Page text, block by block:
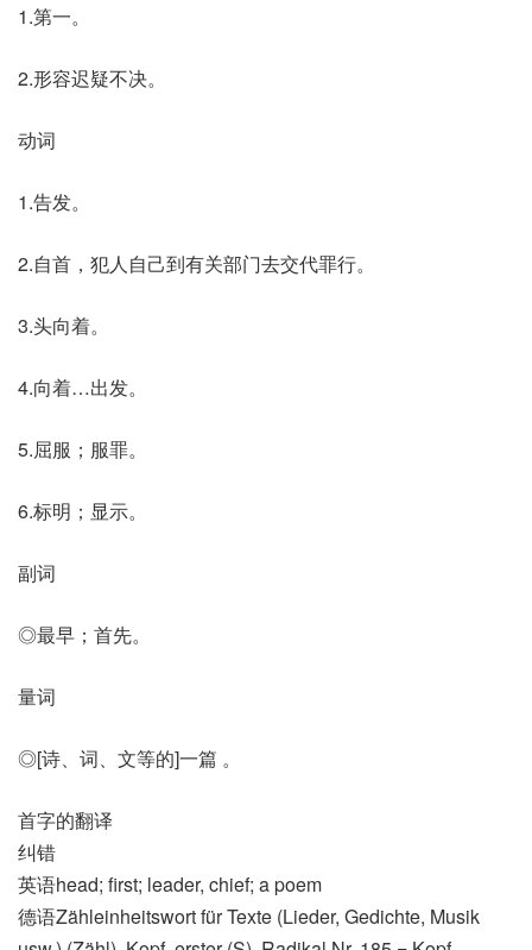
1.第一。
2.形容迟疑不决。
动词
1.告发。
2.自首，犯人自己到有关部门去交代罪行。
3.头向着。
4.向着…出发。
5.屈服；服罪。
6.标明；显示。
副词
◎最早；首先。
量词
◎[诗、词、文等的]一篇 。
首字的翻译
纠错
英语head; first; leader, chief; a poem
德语Zähleinheitswort für Texte (Lieder, Gedichte, Musik